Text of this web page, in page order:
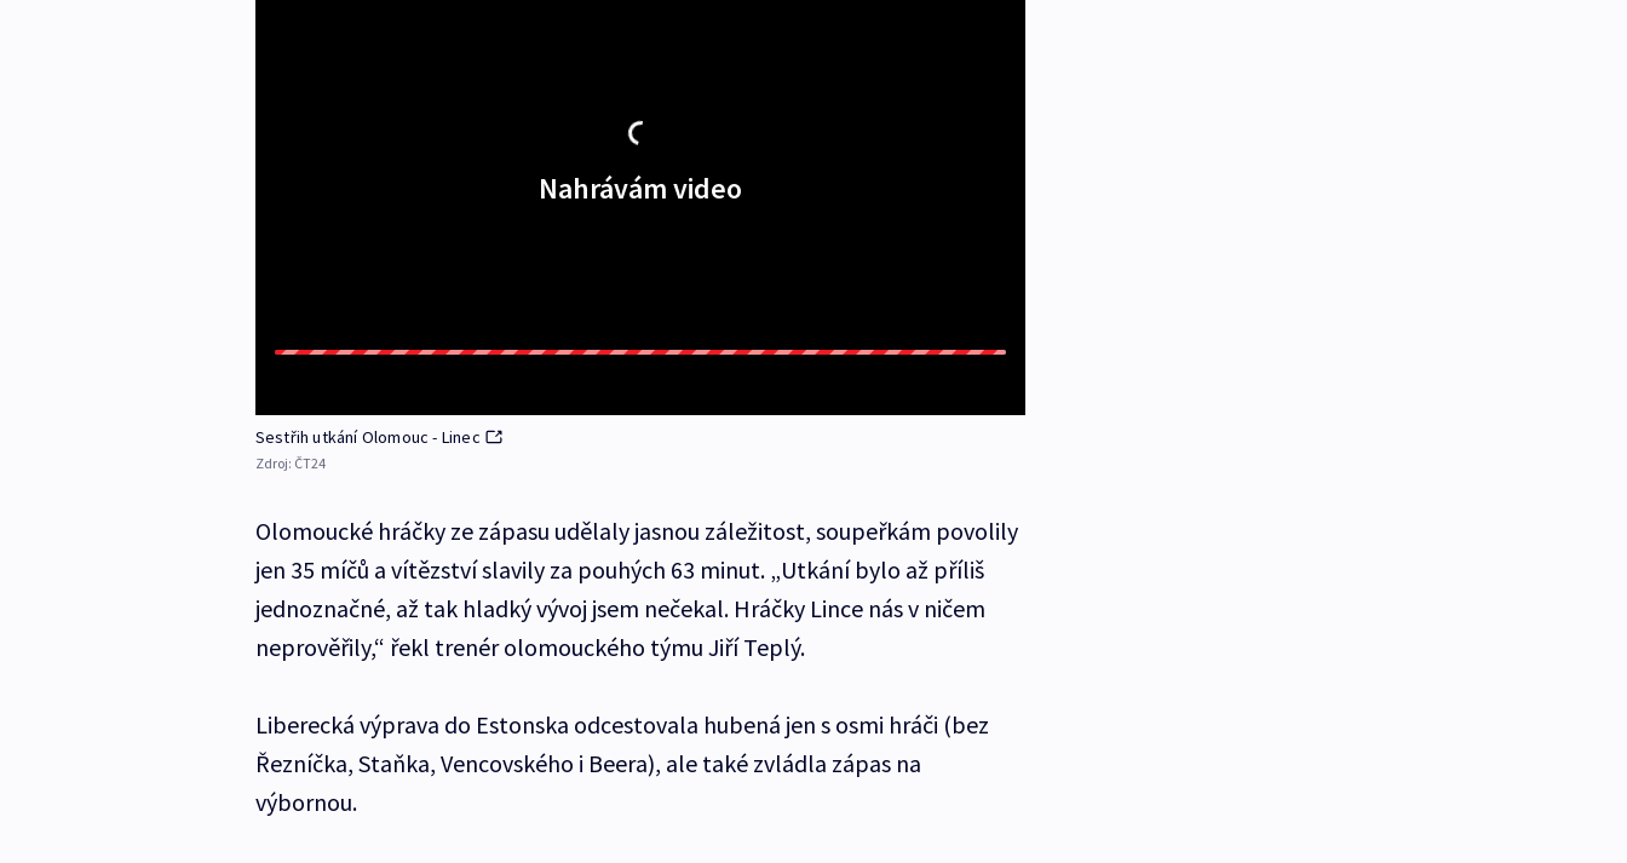
Nahrávám video
Sestřih utkání Olomouc - Linec
Zdroj: ČT24
Olomoucké hráčky ze zápasu udělaly jasnou záležitost, soupeřkám povolily
jen 35 míčů a vítězství slavily za pouhých 63 minut. „Utkání bylo až příliš
jednoznačné, až tak hladký vývoj jsem nečekal. Hráčky Lince nás v ničem
neprověřily,“ řekl trenér olomouckého týmu Jiří Teplý.
Liberecká výprava do Estonska odcestovala hubená jen s osmi hráči (bez
Řezníčka, Staňka, Vencovského i Beera), ale také zvládla zápas na
výbornou.